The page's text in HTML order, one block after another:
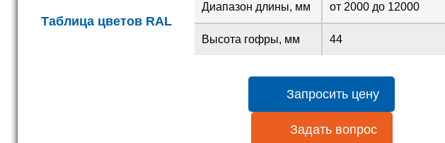
Таблица цветов RAL
Диапазон длины, мм от 2000 до 12000
Высота гофры, мм 44
Запросить цену
Задать вопрос